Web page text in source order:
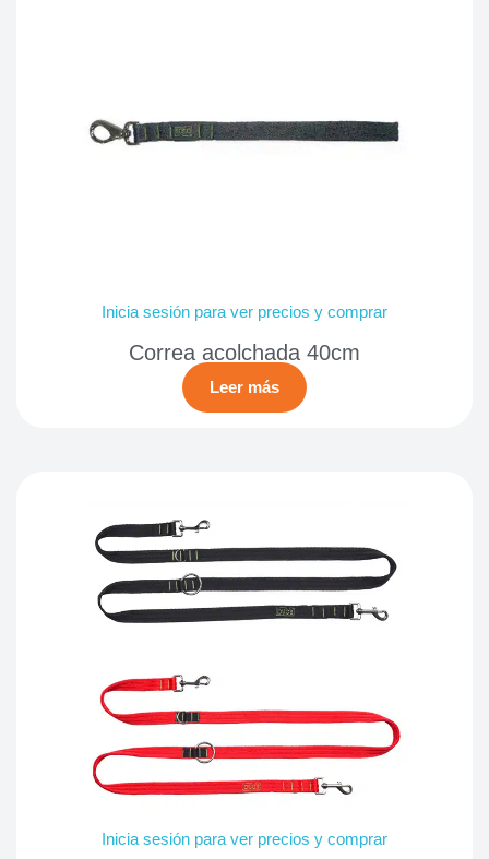
Inicia sesión para ver precios y comprar
Correa acolchada 40cm
Leer más
Inicia sesión para ver precios y comprar